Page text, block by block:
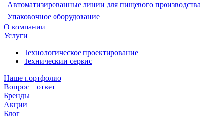
Автоматизированные линии для пищевого производства
Упаковочное оборудование
О компании
Услуги
Технологическое проектирование
Технический сервис
Наше портфолио
Вопрос—ответ
Бренды
Акции
Блог